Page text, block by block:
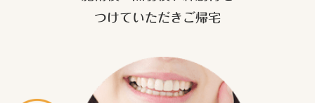
つけていただき ご帰宅